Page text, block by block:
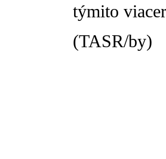
týmito
(TASR/by)